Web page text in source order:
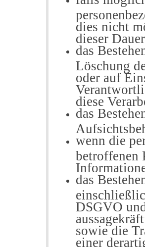
dies nicht
dieser
das
Löschung
oder auf
diese
das
wenn die
betroffenen
das
DSGVO
sowie die
einer